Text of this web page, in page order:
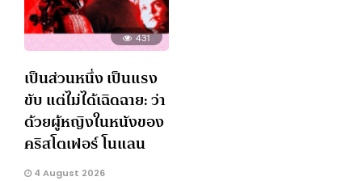
431
เป็นส่วนหนึ่ง เป็นแรง
ขับ แต่ไม่ได้เฉิดฉาย: ว่า
ด้วยผู้หญิงในหนังของ
คริสโตเฟอร์ โนแลน
4 August 2026